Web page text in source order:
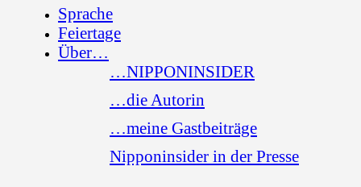
Sprache
Feiertage
Über…
…NIPPONINSIDER
…die Autorin
…meine Gastbeiträge
Nipponinsider in der Presse